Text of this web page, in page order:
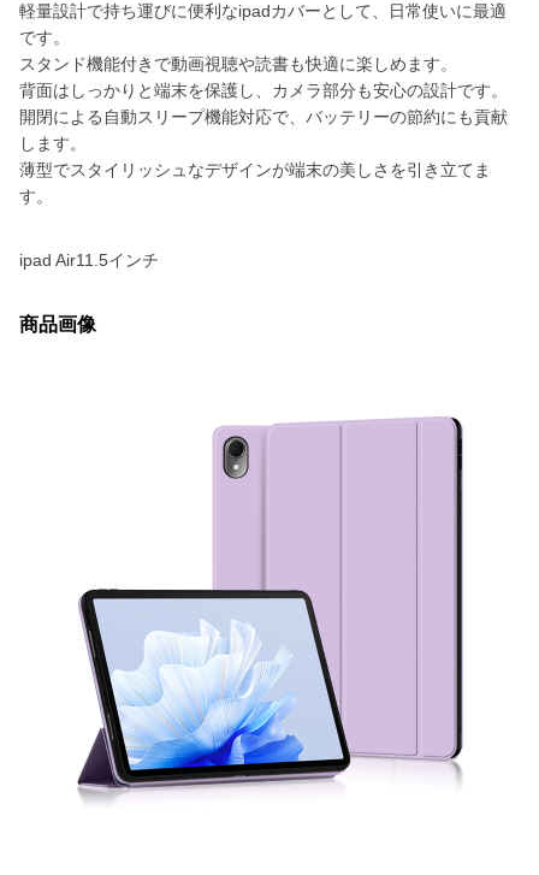
軽量設計で持ち運びに便利なipadカバーとして、日常使いに最適
です。
スタンド機能付きで動画視聴や読書も快適に楽しめます。
背面はしっかりと端末を保護し、カメラ部分も安心の設計です。
開閉による自動スリープ機能対応で、バッテリーの節約にも貢献
します。
薄型でスタイリッシュなデザインが端末の美しさを引き立てま
す。
ipad Air11.5インチ
商品画像